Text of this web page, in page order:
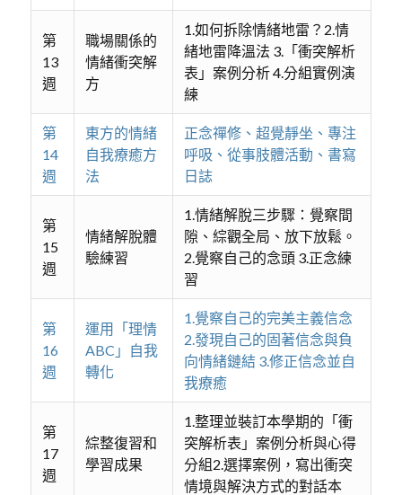
第
13
週
職場關係的
情緒衝突解
方
1.如何拆除情緒地雷？2.情
緒地雷降溫法 3.「衝突解析
表」案例分析 4.分組實例演
練
第
14
週
東方的情緒
自我療癒方
法
正念禪修、超覺靜坐、專注
呼吸、從事肢體活動、書寫
日誌
第
15
週
情緒解脫體
驗練習
1.情緒解脫三步驟：覺察間
隙、綜觀全局、放下放鬆。
2.覺察自己的念頭 3.正念練
習
第
16
週
運用「理情
ABC」自我
轉化
1.覺察自己的完美主義信念
2.發現自己的固著信念與負
向情緒鏈結 3.修正信念並自
我療癒
第
17
週
綜整復習和
學習成果
1.整理並裝訂本學期的「衝
突解析表」案例分析與心得
分組2.選擇案例，寫出衝突
情境與解決方式的對話本